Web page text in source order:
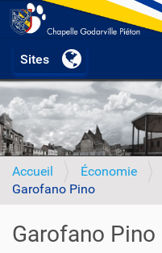
Accueil Économie
Garofano Pino
Garofano Pino